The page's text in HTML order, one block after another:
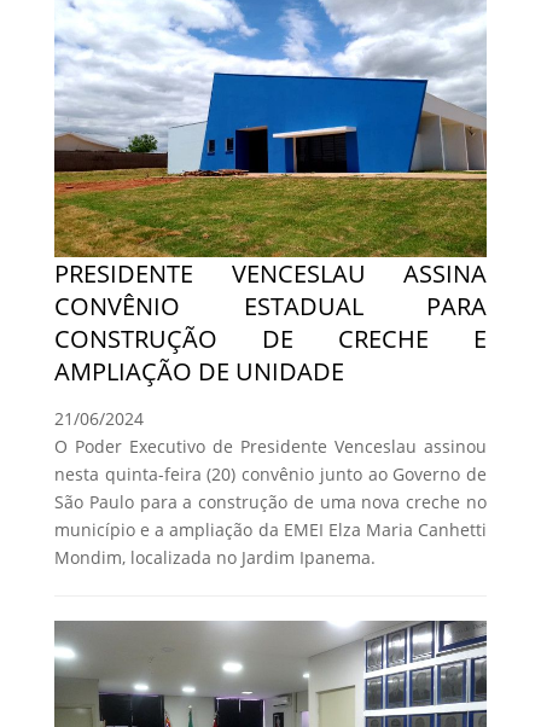
PRESIDENTE VENCESLAU ASSINA
CONVÊNIO ESTADUAL PARA
CONSTRUÇÃO DE CRECHE E
AMPLIAÇÃO DE UNIDADE
21/06/2024
O Poder Executivo de Presidente Venceslau assinou
nesta quinta-feira (20) convênio junto ao Governo de
São Paulo para a construção de uma nova creche no
município e a ampliação da EMEI Elza Maria Canhetti
Mondim, localizada no Jardim Ipanema.